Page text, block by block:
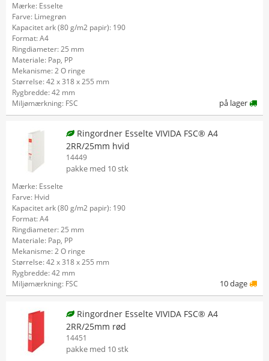
Mærke: Esselte
Farve: Limegrøn
Kapacitet ark (80 g/m2 papir): 190
Format: A4
Ringdiameter: 25 mm
Materiale: Pap, PP
Mekanisme: 2 O ringe
Størrelse: 42 x 318 x 255 mm
Rygbredde: 42 mm
Miljømærkning: FSC
på lager
Ringordner Esselte VIVIDA FSC® A4
2RR/25mm hvid
14449
pakke med 10 stk
Mærke: Esselte
Farve: Hvid
Kapacitet ark (80 g/m2 papir): 190
Format: A4
Ringdiameter: 25 mm
Materiale: Pap, PP
Mekanisme: 2 O ringe
Størrelse: 42 x 318 x 255 mm
Rygbredde: 42 mm
Miljømærkning: FSC
10 dage
Ringordner Esselte VIVIDA FSC® A4
2RR/25mm rød
14451
pakke med 10 stk